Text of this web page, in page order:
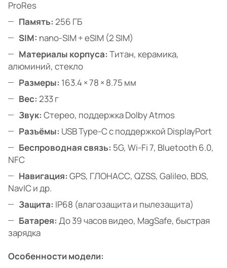
ProRes
Память: 256 ГБ
SIM: nano-SIM + eSIM (2 SIM)
Материалы корпуса: Титан, керамика,
алюминий, стекло
Размеры: 163.4 × 78 × 8.75 мм
Вес: 233 г
Звук: Стерео, поддержка Dolby Atmos
Разъёмы: USB Type-C с поддержкой DisplayPort
Беспроводная связь: 5G, Wi-Fi 7, Bluetooth 6.0,
NFC
Навигация: GPS, ГЛОНАСС, QZSS, Galileo, BDS,
NavIC и др.
Защита: IP68 (влагозащита и пылезащита)
Батарея: До 39 часов видео, MagSafe, быстрая
зарядка
Особенности модели: